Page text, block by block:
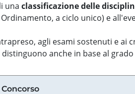
una classificazione delle
a ciclo unico) e
agli esami sostenuti e
distinguono anche in base al